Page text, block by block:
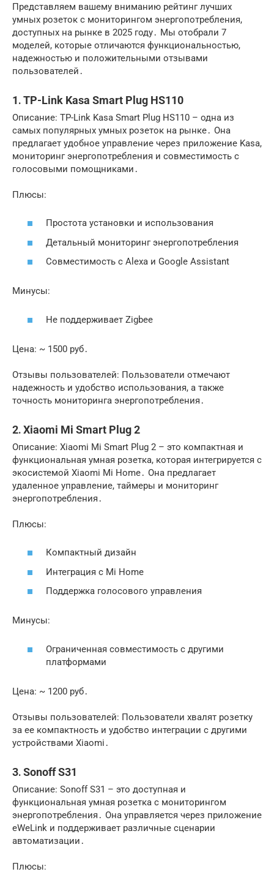
Представляем вашему вниманию рейтинг лучших
умных розеток с мониторингом энергопотребления,
доступных на рынке в 2025 году․ Мы отобрали 7
моделей, которые отличаются функциональностью,
надежностью и положительными отзывами
пользователей․
1․ TP-Link Kasa Smart Plug HS110
Описание: TP-Link Kasa Smart Plug HS110 – одна из
самых популярных умных розеток на рынке․ Она
предлагает удобное управление через приложение Kasa,
мониторинг энергопотребления и совместимость с
голосовыми помощниками․
Плюсы:
Простота установки и использования
Детальный мониторинг энергопотребления
Совместимость с Alexa и Google Assistant
Минусы:
Не поддерживает Zigbee
Цена: ~ 1500 руб․
Отзывы пользователей: Пользователи отмечают
надежность и удобство использования, а также
точность мониторинга энергопотребления․
2․ Xiaomi Mi Smart Plug 2
Описание: Xiaomi Mi Smart Plug 2 – это компактная и
функциональная умная розетка, которая интегрируется с
экосистемой Xiaomi Mi Home․ Она предлагает
удаленное управление, таймеры и мониторинг
энергопотребления․
Плюсы:
Компактный дизайн
Интеграция с Mi Home
Поддержка голосового управления
Минусы:
Ограниченная совместимость с другими
платформами
Цена: ~ 1200 руб․
Отзывы пользователей: Пользователи хвалят розетку
за ее компактность и удобство интеграции с другими
устройствами Xiaomi․
3․ Sonoff S31
Описание: Sonoff S31 – это доступная и
функциональная умная розетка с мониторингом
энергопотребления․ Она управляется через приложение
eWeLink и поддерживает различные сценарии
автоматизации․
Плюсы: